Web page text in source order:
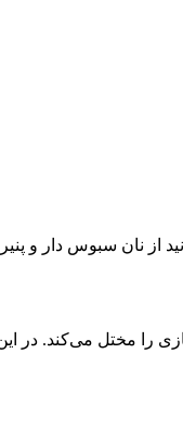
نان سبوس دار و
مختل می‌کند. در